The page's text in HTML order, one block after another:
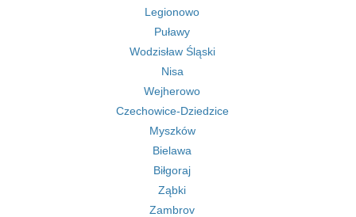
Legionowo
Puławy
Wodzisław Śląski
Nisa
Wejherowo
Czechowice-Dziedzice
Myszków
Bielawa
Biłgoraj
Ząbki
Zambrov